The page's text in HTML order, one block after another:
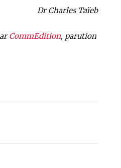
Dr Charles Taïeb
CommEdition, parution